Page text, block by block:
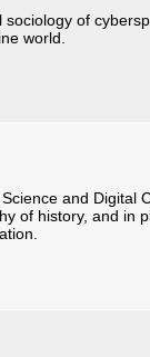
of
world.
and Digital
of history, and in